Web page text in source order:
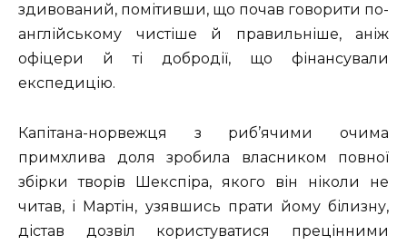
здивований, помітивши, що почав говорити по-
англійському чистіше й правильніше, аніж
офіцери й ті добродії, що фінансували
експедицію.
Капітана-норвежця з риб’ячими очима
примхлива доля зробила власником повної
збірки творів Шекспіра, якого він ніколи не
читав, і Мартін, узявшись прати йому білизну,
дістав дозвіл користуватися прецінними